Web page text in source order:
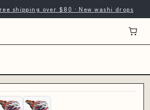
shipping over $80 · New washi drops